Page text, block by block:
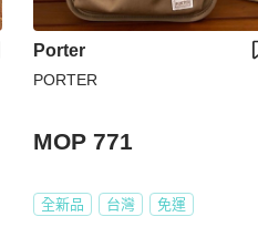
Porter
PORTER
MOP 771
全新品 台灣 免運